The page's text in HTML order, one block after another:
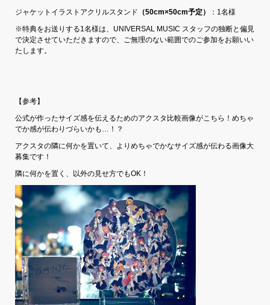
ジャケットイラストアクリルスタンド （50cm×50cm予定）
：1名様
※特典をお送りする1名様は、UNIVERSAL MUSIC スタッフの独断と偏見
で決定させていただきますので、ご無理のない範囲でのご参加をお願いい
たします。
【参考】
公式が作ったサイズ感を伝えるためのアクスタ比較画像がこちら！めちゃ
でか感が伝わりづらいかも…！？
アクスタの隣に何かを置いて、よりめちゃでかなサイズ感が伝わる画像大
募集です！
隣に何かを置く、以外の見せ方でもOK！